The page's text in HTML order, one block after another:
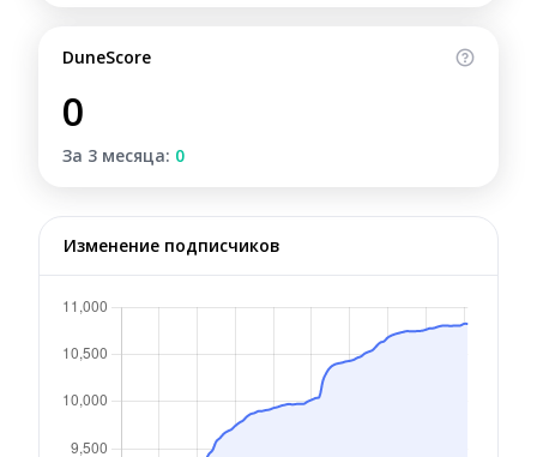
DuneScore
0
За 3 месяца: 0
Изменение подписчиков